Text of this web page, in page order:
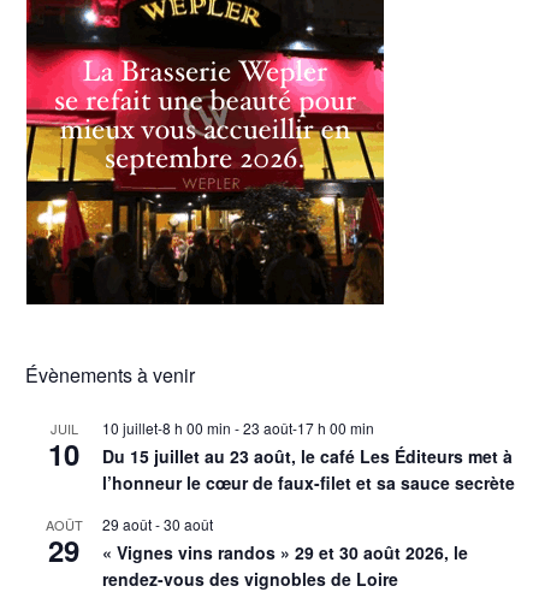
Évènements à venir
JUIL
10
10 juillet-8 h 00 min -23 août-17 h 00 min
Du 15 juillet au 23 août, le café Les Éditeurs met à
l’honneur le cœur de faux-filet et sa sauce secrète
AOÛT
29
29 août-30 août
« Vignes vins randos » 29 et 30 août 2026, le
rendez-vous des vignobles de Loire